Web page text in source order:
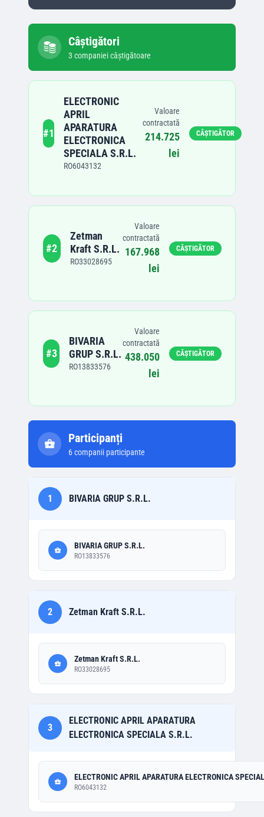
Câștigători
3 companieicâștigătoare
#1
ELECTRONIC
APRIL
APARATURA
ELECTRONICA
SPECIALA S.R.L.
RO6043132
Valoare
contractată
214.725
lei
CÂȘTIGĂTOR
#2
Zetman
Kraft S.R.L.
RO33028695
Valoare
contractată
167.968
lei
CÂȘTIGĂTOR
#3
BIVARIA
GRUP S.R.L.
RO13833576
Valoare
contractată
438.050
lei
CÂȘTIGĂTOR
Participanți
6companii participante
1 BIVARIA GRUP S.R.L.
BIVARIA GRUP S.R.L.
RO13833576
2 Zetman Kraft S.R.L.
Zetman Kraft S.R.L.
RO33028695
3
ELECTRONIC APRIL APARATURA
ELECTRONICA SPECIALA S.R.L.
ELECTRONIC APRIL APARATURA ELECTRONICA
RO6043132